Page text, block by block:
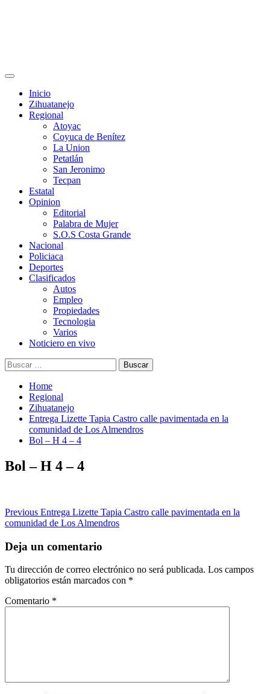
Primary
Inicio
Zihuatanejo
Regional
Atoyac
Coyuca de Benítez
La Union
Petatlán
San Jeronimo
Tecpan
Estatal
Opinion
Editorial
Palabra de Mujer
S.O.S Costa Grande
Nacional
Policiaca
Deportes
Clasificados
Autos
Empleo
Propiedades
Tecnologia
Varios
Noticiero en vivo
Buscar:
Home
Regional
Zihuatanejo
Entrega Lizette Tapia Castro calle pavimentada en la
comunidad de Los Almendros
Bol – H 4 – 4
Bol – H 4 – 4
Post
navigation
Previous Entrega Lizette Tapia Castro calle pavimentada en la
comunidad de Los Almendros
Deja un comentario
Tu dirección de correo electrónico no será publicada. Los campos
obligatorios están marcados con *
Comentario *